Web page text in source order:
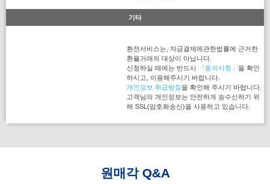
기타
환전서비스는, 자금결제에관한법률에 근거한
환율거래의 대상이 아닙니다.
신청하실 때에는 반드시
「동의사항」 을 확인
하시고, 이용해주시기 바랍니다.
개인정보 취급방침을 확인해 주시기 바랍니다.
고객님의 개인정보는 안전하게 송수신하기 위
해 SSL(암호화송신)을 사용하고 있습니다.
원매각 Q&A